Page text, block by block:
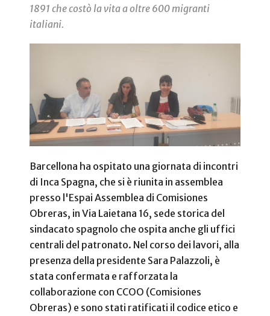
1891 che costò la vita a oltre 600 migranti
italiani.
Barcellona ha ospitato una giornata di incontri
di Inca Spagna, che si è riunita in assemblea
presso l'Espai Assemblea di Comisiones
Obreras, in Via Laietana 16, sede storica del
sindacato spagnolo che ospita anche gli uffici
centrali del patronato. Nel corso dei lavori, alla
presenza della presidente Sara Palazzoli, è
stata confermata e rafforzata la
collaborazione con CCOO (Comisiones
Obreras) e sono stati ratificati il codice etico e